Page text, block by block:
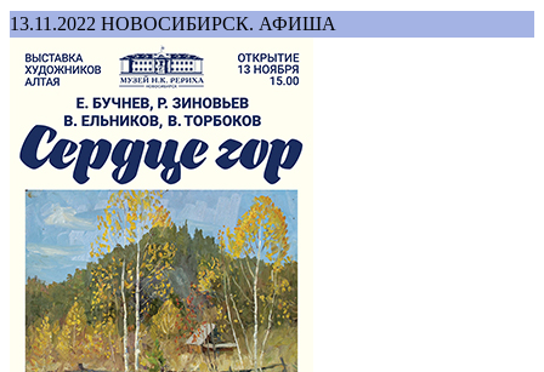
13.11.2022 НОВОСИБИРСК. АФИША